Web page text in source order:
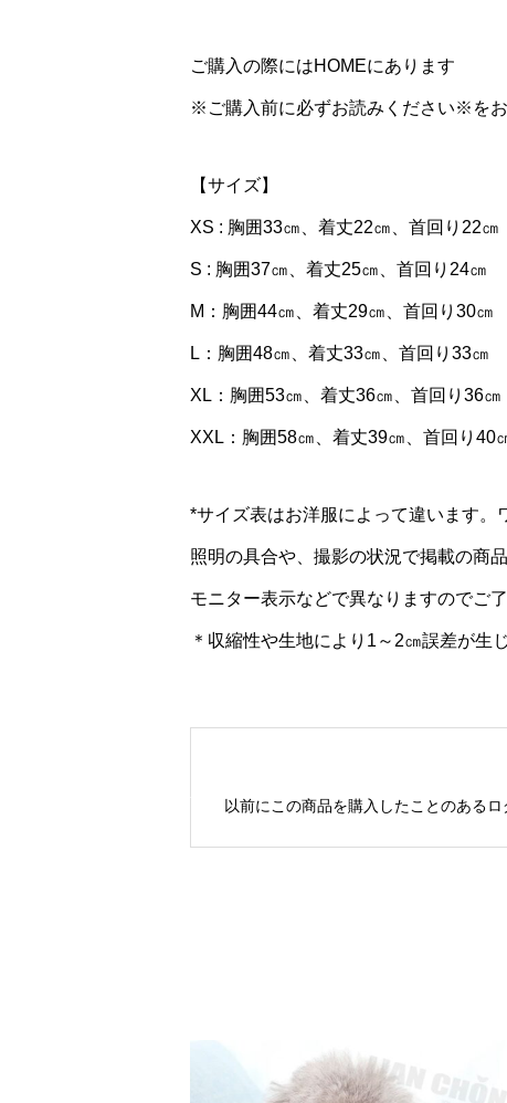
ご購入の際にはHOMEにあります
※ご購入前に必ずお読みください※をお
【サイズ】
XS : 胸囲33㎝、着丈22㎝、首回り22㎝
S : 胸囲37㎝、着丈25㎝、首回り24㎝
M：胸囲44㎝、着丈29㎝、首回り30㎝
L：胸囲48㎝、着丈33㎝、首回り33㎝
XL：胸囲53㎝、着丈36㎝、首回り36㎝
XXL：胸囲58㎝、着丈39㎝、首回り40
*サイズ表はお洋服によって違います。
照明の具合や、撮影の状況で掲載の商
モニター表示などで異なりますのでご了
＊収縮性や生地により1～2㎝誤差が生
以前にこの商品を購入したことのある